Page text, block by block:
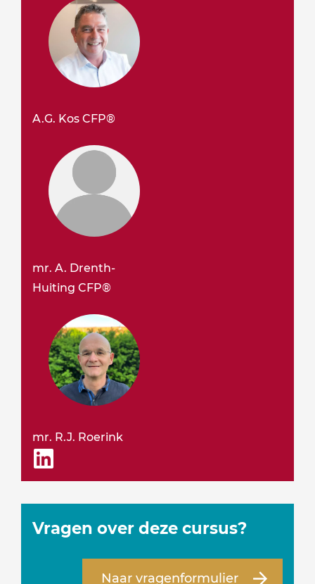
A.G. Kos CFP®
mr. A. Drenth-
Huiting CFP®
mr. R.J. Roerink
Vragen over deze cursus?
Naar vragenformulier